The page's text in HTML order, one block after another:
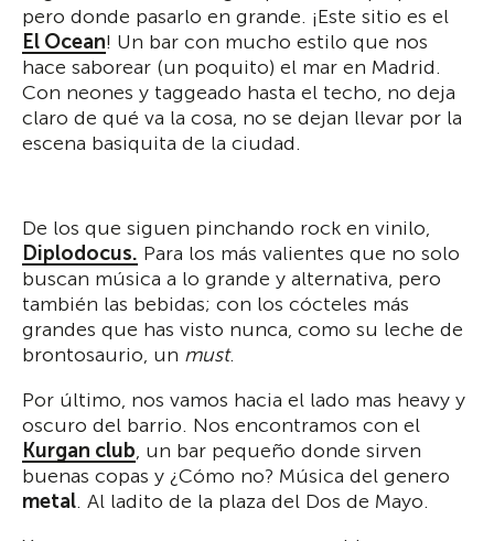
pero donde pasarlo en grande. ¡Este sitio es el
El Ocean! Un bar con mucho estilo que nos
hace saborear (un poquito) el mar en Madrid.
Con neones y taggeado hasta el techo, no deja
claro de qué va la cosa, no se dejan llevar por la
escena basiquita de la ciudad.
De los que siguen pinchando rock en vinilo,
Diplodocus. Para los más valientes que no solo
buscan música a lo grande y alternativa, pero
también las bebidas; con los cócteles más
grandes que has visto nunca, como su leche de
brontosaurio, un must.
Por último, nos vamos hacia el lado mas heavy y
oscuro del barrio. Nos encontramos con el
Kurgan club, un bar pequeño donde sirven
buenas copas y ¿Cómo no? Música del genero
metal. Al ladito de la plaza del Dos de Mayo.